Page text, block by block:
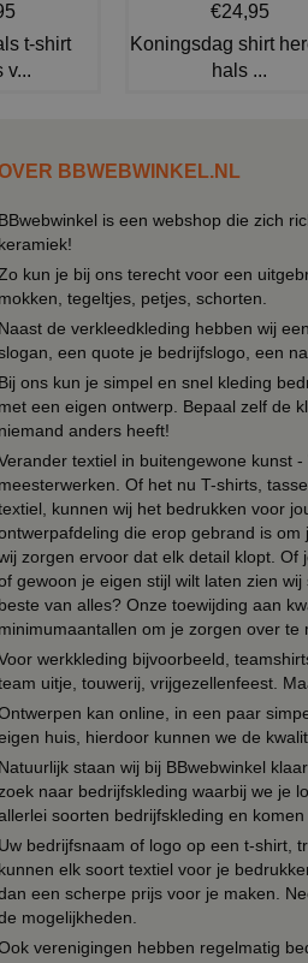
t-shirt
v...
€24,95
Koningsdag shirt
hals ...
BBWEBWINKEL.NL
BBwebwinkel is een webshop die zich
keramiek!
kun je bij ons terecht voor een
mokken, tegeltjes, petjes, schorten.
Naast de verkleedkleding hebben wij
een quote je bedrijfslogo, een
Bij ons kun je simpel en snel kleding
met een eigen ontwerp. Bepaal zelf de
niemand anders heeft!
textiel in buitengewone kunst
meesterwerken. Of het nu T-shirts,
kunnen wij het bedrukken voor
die erop gebrand is
zorgen ervoor dat elk detail klopt.
gewoon je eigen stijl wilt laten zien
beste van alles? Onze toewijding aan
minimumaantallen om je zorgen over
werkkleding bijvoorbeeld,
uitje, touwerij, vrijgezellenfeest.
kan online, in een paar
huis, hierdoor kunnen we de
Natuurlijk staan wij bij BBwebwinkel
naar bedrijfskleding waarbij we je
soorten bedrijfskleding en
Uw bedrijfsnaam of logo op een t-shirt,
kunnen elk soort textiel voor je
een scherpe prijs voor je maken.
mogelijkheden.
verenigingen hebben regelmatig